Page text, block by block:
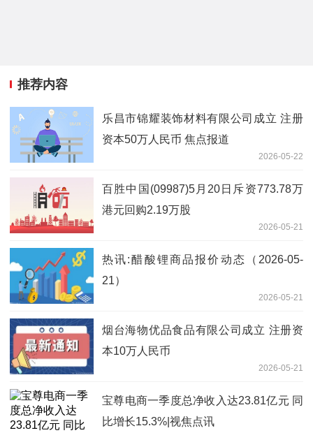
推荐内容
乐昌市锦耀装饰材料有限公司成立 注册
资本50万人民币 焦点报道
2026-05-22
百胜中国(09987)5月20日斥资773.78万
港元回购2.19万股
2026-05-21
热讯:醋酸锂商品报价动态（2026-05-
21）
2026-05-21
烟台海物优品食品有限公司成立 注册资
本10万人民币
2026-05-21
宝尊电商一季度总净收入达23.81亿元 同
比增长15.3%|视焦点讯